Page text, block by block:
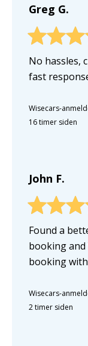
Greg G.
No hassles,
fast
Wisecars-
16 timer siden
John F.
Found a
booking and
booking
Wisecars-
2 timer siden